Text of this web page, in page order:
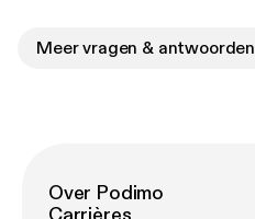
Meer vragen & antwoorden
Over Podimo